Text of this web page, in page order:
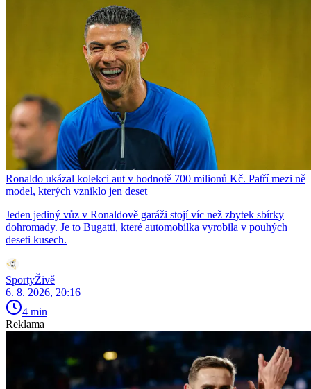
Ronaldo ukázal kolekci aut v hodnotě 700 milionů Kč. Patří mezi ně
model, kterých vzniklo jen deset
Jeden jediný vůz v Ronaldově garáži stojí víc než zbytek sbírky
dohromady. Je to Bugatti, které automobilka vyrobila v pouhých
deseti kusech.
SportyŽivě
6. 8. 2026, 20:16
4 min
Reklama